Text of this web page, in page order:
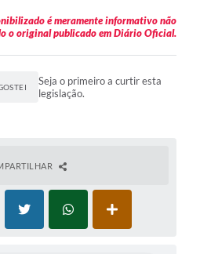
é meramente informativo não
o original publicado em Diário Oficial.
Seja o primeiro a curtir esta
legislação.